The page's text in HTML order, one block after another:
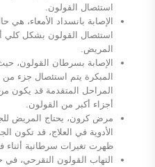
استئصال القولون.
الإصابة بانسداد الأمعاء، هي
استئصال القولون بشكل كلي
المريض.
الإصابة بسرطان القولون،
المبكرة يتم استئصال جزء من
المراحل المتقدمة قد يكون
أجزاء أكبر من القولون.
مرض كرون، يحتاج المريض
الأدوية في العلاج، قد تكون
ظهرت تغيرات سرطانية
التهاب القولون التقرحي، في